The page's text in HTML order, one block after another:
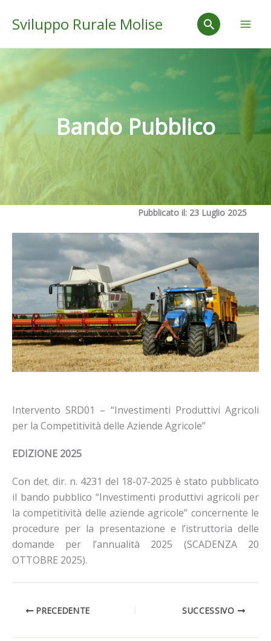
Sviluppo Rurale Molise
Cerca
Bando Pubblico
Pubblicato il: 23 Luglio 2025
Intervento SRD01 – “Investimenti Produttivi Agricoli
per la Competitività delle Aziende Agricole”
EDIZIONE 2025
Con det. dir. n. 4231 del 18-07-2025 è stato pubblicato
il bando pubblico “Investimenti produttivi agricoli per
la competitività delle aziende agricole” concernente le
procedure per la presentazione e l’istruttoria delle
domande per l’annualità 2025 (SCADENZA 20
OTTOBRE 2025).
PRECEDENTE SUCCESSIVO